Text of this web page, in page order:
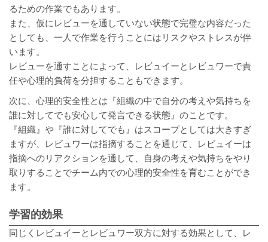
るための作業でもあります。
また、仮にレビューを通していない状態で完璧な内容だった
としても、一人で作業を行うことにはリスクやストレスが伴
います。
レビューを通すことによって、レビュイーとレビュワーで責
任や心理的負荷を分担することもできます。
次に、心理的安全性とは『組織の中で自分の考えや気持ちを
誰に対してでも安心して発言できる状態』のことです。
『組織』や『誰に対してでも』はスコープとしては大きすぎ
ますが、レビュワーは指摘することを通じて、レビュイーは
指摘へのリアクションを通して、自身の考えや気持ちをやり
取りすることでチーム内での心理的安全性を育むことができ
ます。
学習的効果
同じくレビュイーとレビュワー双方に対する効果として、レ